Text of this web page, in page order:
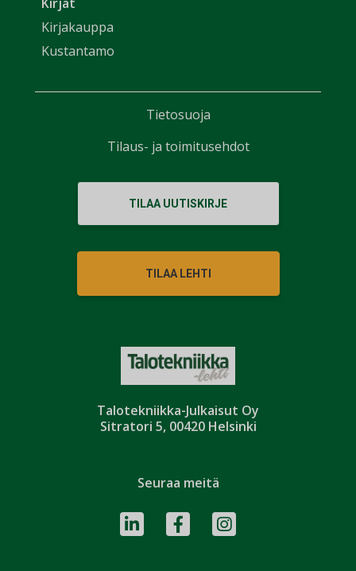
Talotekniikka-Julkaisut Oy
Sitratori 5, 00420 Helsinki
Kirjat
Kirjakauppa
Kustantamo
TILAA UUTISKIRJE
TILAA LEHTI
Seuraa meitä
Tietosuoja
Tilaus- ja toimitusehdot